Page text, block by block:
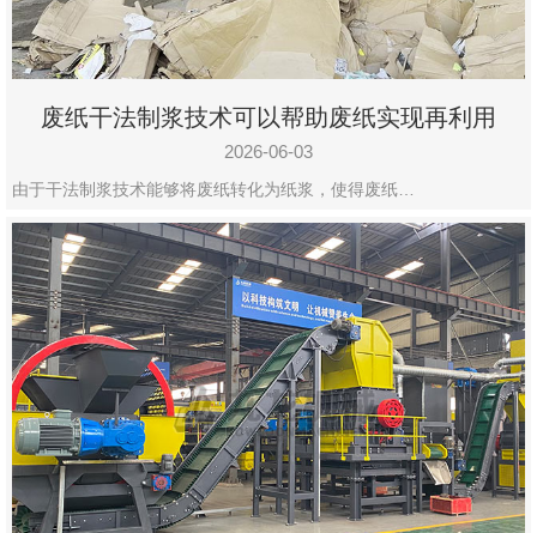
废纸干法制浆技术可以帮助废纸实现再利用
2026-06-03
由于干法制浆技术能够将废纸转化为纸浆，使得废纸…